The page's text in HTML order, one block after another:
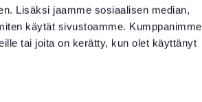
Lisäksi jaamme sosiaalisen median,
käytät sivustoamme. Kumppanimme
tai joita on kerätty, kun olet käyttänyt